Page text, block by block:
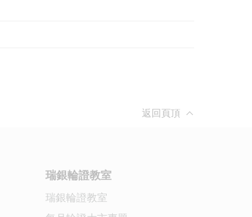
返回頁頂
瑞銀輪證教室
瑞銀輪證教室